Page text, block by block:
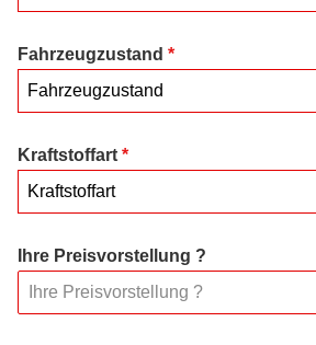
Fahrzeugzustand *
Fahrzeugzustand
Kraftstoffart *
Kraftstoffart
Ihre Preisvorstellung ?